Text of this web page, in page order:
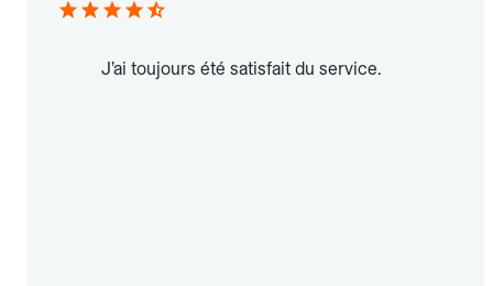
J’ai toujours été satisfait du service.